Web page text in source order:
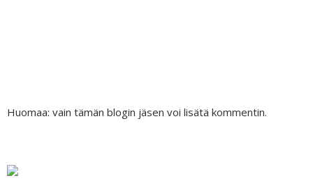
Huomaa: vain tämän blogin jäsen voi lisätä kommentin.